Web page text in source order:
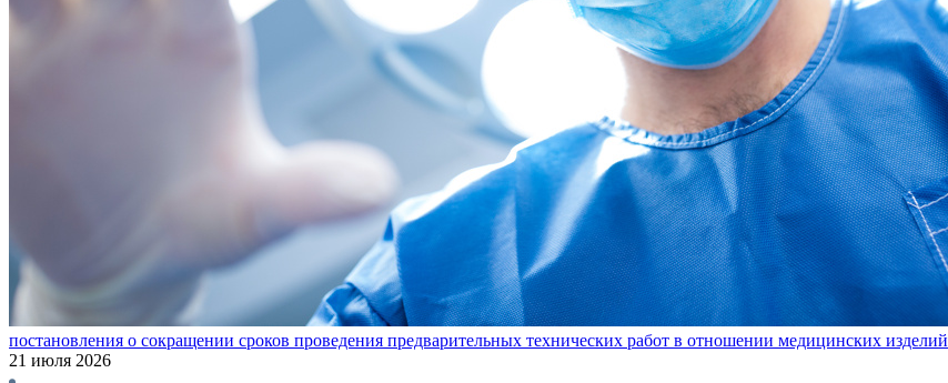
постановления о сокращении сроков проведения предварительных технических работ в отношении медицинских изделий
21 июля 2026